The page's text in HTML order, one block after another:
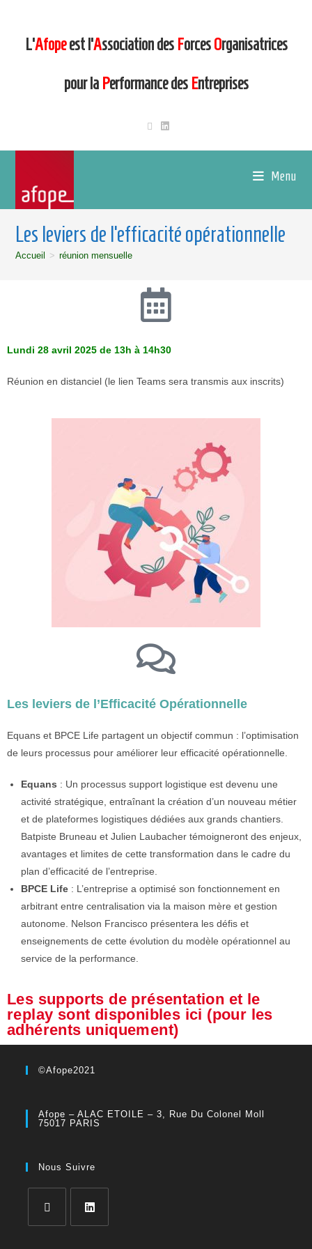
L’Afopeest l’Association des ForcesOrganisatrices
pour la Performance des Entreprises
Menu
Les leviers de l’efficacité opérationnelle
Accueil > réunion mensuelle
Lundi 28 avril 2025 de 13h à 14h30
Réunion en distanciel (le lien Teams sera transmis aux inscrits)
Les leviers de l’Efficacité Opérationnelle
Equans et BPCE Life partagent un objectif commun : l’optimisation
de leurs processus pour améliorer leur efficacité opérationnelle.
Equans : Un processus support logistique est devenu une
activité stratégique, entraînant la création d’un nouveau métier
et de plateformes logistiques dédiées aux grands chantiers.
Batpiste Bruneau et Julien Laubacher témoigneront des enjeux,
avantages et limites de cette transformation dans le cadre du
plan d’efficacité de l’entreprise.
BPCE Life : L’entreprise a optimisé son fonctionnement en
arbitrant entre centralisation via la maison mère et gestion
autonome. Nelson Francisco présentera les défis et
enseignements de cette évolution du modèle opérationnel au
service de la performance.
Les supports de présentation et le
replay sont disponibles ici (pour les
adhérents uniquement)
©Afope2021
Afope – ALAC ETOILE – 3, Rue Du Colonel Moll
75017 PARIS
Nous Suivre